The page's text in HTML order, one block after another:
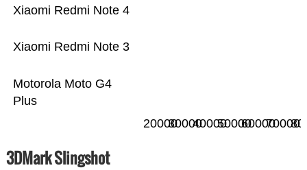
Motorola Moto G4
Plus
Xiaomi Redmi Note 3
Xiaomi Redmi Note 4
200003000040000500006000070000
3DMark Slingshot